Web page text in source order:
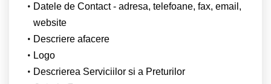
Datele de Contact - adresa, telefoane, fax, email,
website
Descriere afacere
Logo
Descrierea Serviciilor si a Preturilor